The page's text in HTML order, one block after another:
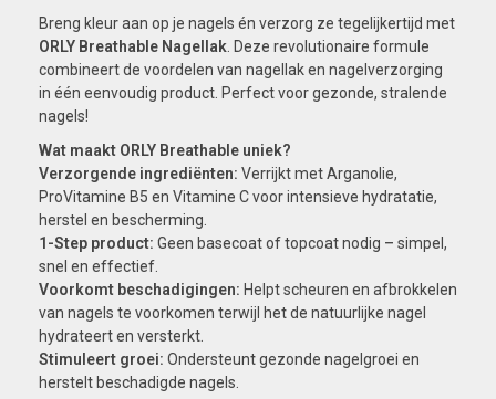
Breng kleur aan op je nagels én verzorg ze tegelijkertijd met
ORLY Breathable Nagellak . Deze revolutionaire formule
combineert de voordelen van nagellak en nagelverzorging
in één eenvoudig product. Perfect voor gezonde, stralende
nagels!
Wat maakt ORLY Breathable uniek?
Verzorgende ingrediënten: Verrijkt met Arganolie,
ProVitamine B5 en Vitamine C voor intensieve hydratatie,
herstel en bescherming.
1-Step product: Geen basecoat of topcoat nodig – simpel,
snel en effectief.
Voorkomt beschadigingen: Helpt scheuren en afbrokkelen
van nagels te voorkomen terwijl het de natuurlijke nagel
hydrateert en versterkt.
Stimuleert groei: Ondersteunt gezonde nagelgroei en
herstelt beschadigde nagels.